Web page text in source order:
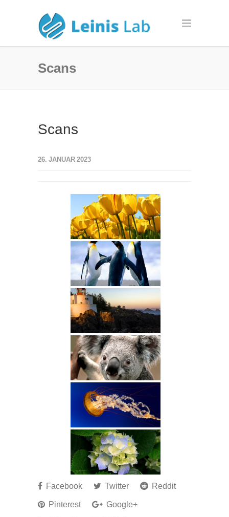
Scans
Scans
26. JANUAR 2023
Facebook Twitter
Reddit
Pinterest
Google+